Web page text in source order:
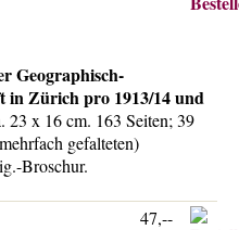
Geographisch-
in Zürich pro 1913/14 und
23 x 16 cm. 163 Seiten; 39
gefalteten)
Broschur.
47,--